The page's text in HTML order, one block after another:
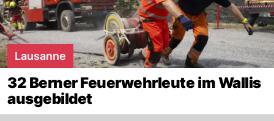
Lausanne
32 Berner Feuerwehrleute im Wallis
ausgebildet